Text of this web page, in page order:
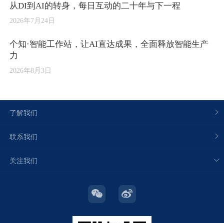
从DI到AI的转身，每日互动的二十年与下一程
2026年7月24日
个知·智能工作站，让AI直达成果，全面释放智能生产
力
2026年8月3日
了解我们
联系我们
关注我们